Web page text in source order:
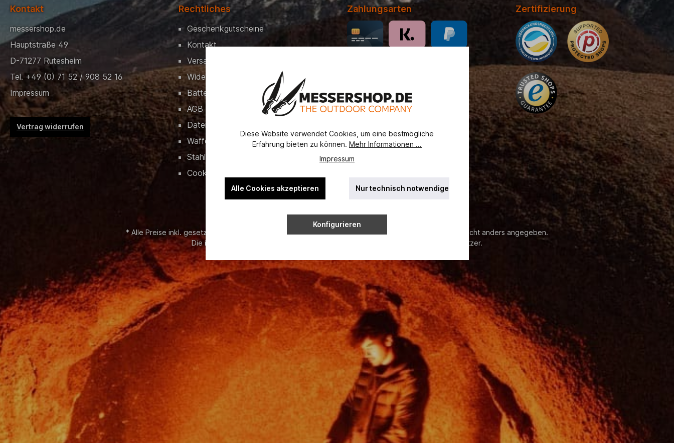
Kontakt
messershop.de
Hauptstraße 49
D-71277 Rutesheim
Tel. +49 (0) 71 52 / 908 52 16
Impressum
Vertrag widerrufen
Rechtliches
Geschenkgutscheine
Kontakt
Versand & Bezahlung
Widerrufsrecht
Batterieverordnung
AGB
Datenschutz
Waffenrecht
Stahlschlüssel
Cookies
Zahlungsarten Zertifizierung
* Alle Preise inkl. gesetzl. Mehrwertsteuer zzgl.
und ggf. Nachnahmegebühren, wenn nicht anders angegeben.
Die im Shop erwähnten Namen, Bilder und Logos sind Eigentum der jeweiligen Besitzer.
Diese Website verwendet Cookies, um eine bestmögliche
Erfahrung bieten zu können. Mehr Informationen ...
Impressum
Alle Cookies akzeptieren Nur technisch notwendige
Konfigurieren